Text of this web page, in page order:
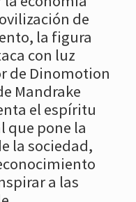
de
la figura
con luz
de Dinomotion
Mandrake
el espíritu
que pone la
la sociedad,
a las